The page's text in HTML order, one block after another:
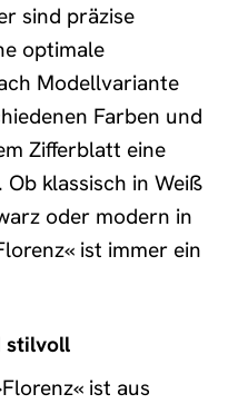
sind präzise
optimale
Modellvariante
Farben und
Zifferblatt eine
klassisch in Weiß
oder modern in
ist immer ein
stilvoll
ist aus